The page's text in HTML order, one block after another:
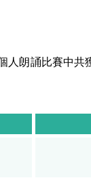
朗誦比賽中